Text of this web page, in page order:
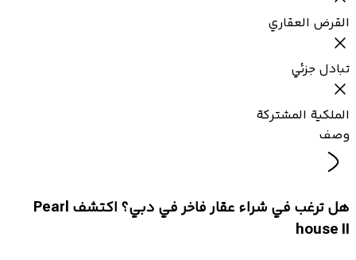
القرض العقاري
تبادل جزئي
الملكية المشتركة
وصف
هل ترغب في شراء عقار فاخر في دبي؟ اكتشف Pearl
house II